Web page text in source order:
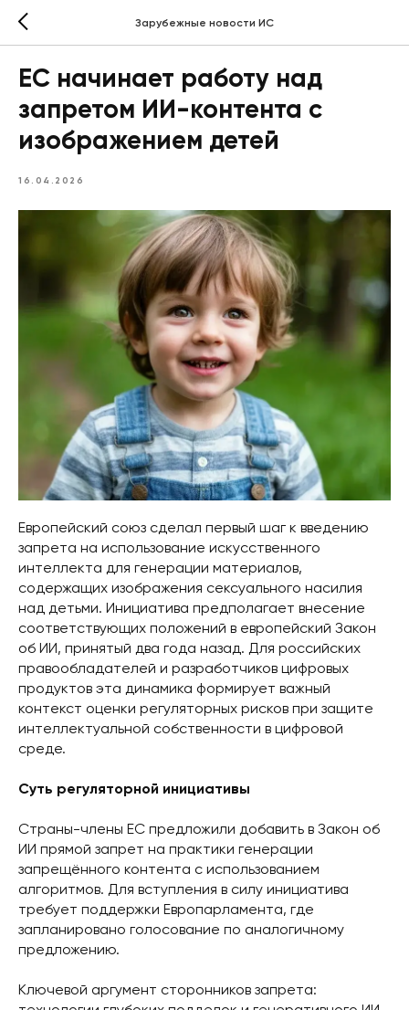
Зарубежные новости ИС
ЕС начинает работу над
запретом ИИ-контента с
изображением детей
16.04.2026
Европейский союз сделал первый шаг к введению
запрета на использование искусственного
интеллекта для генерации материалов,
содержащих изображения сексуального насилия
над детьми. Инициатива предполагает внесение
соответствующих положений в европейский Закон
об ИИ, принятый два года назад. Для российских
правообладателей и разработчиков цифровых
продуктов эта динамика формирует важный
контекст оценки регуляторных рисков при защите
интеллектуальной собственности в цифровой
среде.
Суть регуляторной инициативы
Страны-члены ЕС предложили добавить в Закон об
ИИ прямой запрет на практики генерации
запрещённого контента с использованием
алгоритмов. Для вступления в силу инициатива
требует поддержки Европарламента, где
запланировано голосование по аналогичному
предложению.
Ключевой аргумент сторонников запрета: